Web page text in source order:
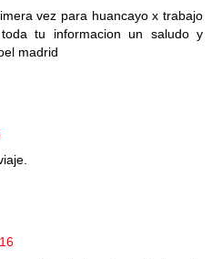
vez para huancayo x trabajo
tu informacion un saludo y
madrid